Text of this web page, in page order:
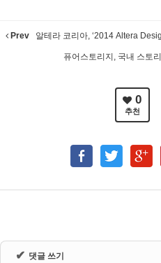
Prev 알테라 코리아, ‘2014 Altera
퓨어스토리지, 국내 스토
0
추천
✔ 댓글 쓰기